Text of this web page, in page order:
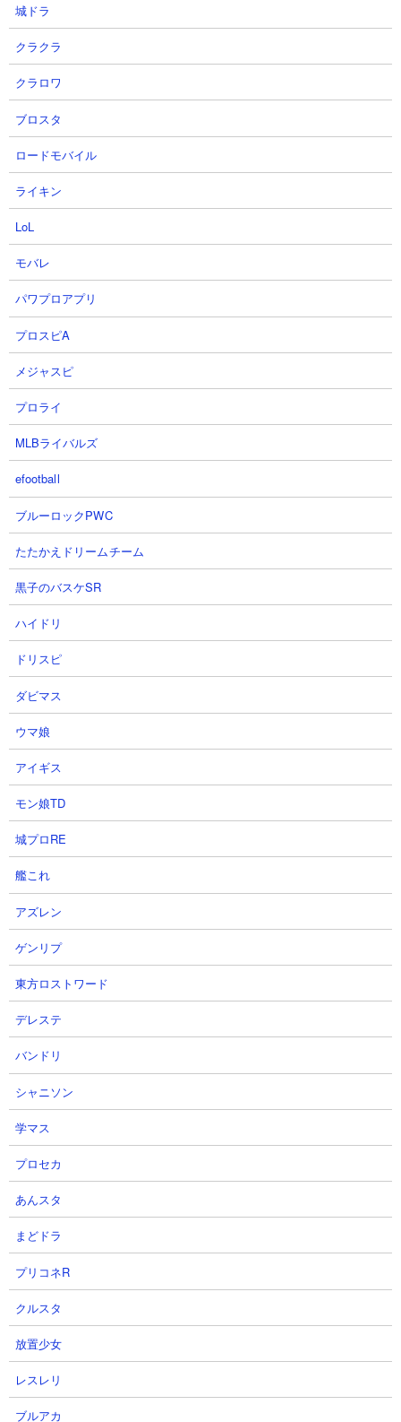
【攻略概要】
「ネコレンジャー」さんの攻略動画です。アイテムはネコボンや
ニャンピューターを使用。編成は大狂乱ゴム、コーン、ゼリーま
んじゅう、飛脚、ドロン、ウリル、ナーラ、ルーザの無課金編成
で挑んでいます。無課金編成であってもコーンや飛脚などの優秀
なキャラを連打しつつウリルやルーザで古代種を封殺していけば
十分に渡り合っていけますね。
３．夕飯の終着点 ウリルやクゥを使った7種編成
攻略
【出撃メンバー】
【攻略概要】
「にゃんこ大戦争攻略ちゃんねる」さんの攻略動画です。ノーア
イテム＆ノーにゃんコンボ。編成は大狂乱ゴム、ゴム、コーン、
バブル、カンカン、ウリル、クゥの7種。古代種相手に鈍足を付与
できるウリルの存在が大きいですね。天使処理はバブルに任せ
て、あとはクゥに攻守両面で踏ん張ってもらって攻略完了です。
城ドラ
クラクラ
クラロワ
ブロスタ
ロードモバイル
ライキン
LoL
モバレ
パワプロアプリ
プロスピA
メジャスピ
プロライ
MLBライバルズ
efootball
ブルーロックPWC
たたかえドリームチーム
黒子のバスケSR
ハイドリ
ドリスピ
ダビマス
ウマ娘
アイギス
モン娘TD
城プロRE
艦これ
アズレン
ゲンリプ
東方ロストワード
デレステ
バンドリ
シャニソン
学マス
プロセカ
あんスタ
まどドラ
プリコネR
クルスタ
放置少女
レスレリ
ブルアカ